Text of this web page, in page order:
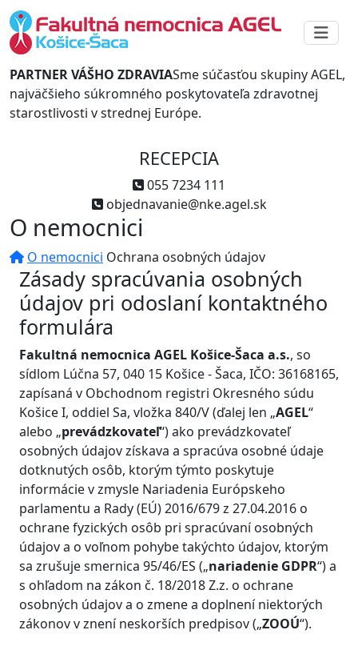
PARTNER VÁŠHO ZDRAVIASme súčasťou skupiny AGEL,
najväčšieho súkromného poskytovateľa zdravotnej
starostlivosti v strednej Európe.
RECEPCIA
055 7234 111
objednavanie@nke.agel.sk
O nemocnici
O nemocnici Ochrana osobných údajov
Zásady spracúvania osobných
údajov pri odoslaní kontaktného
formulára
Fakultná nemocnica AGEL Košice-Šaca a.s., so
sídlom Lúčna 57, 040 15 Košice - Šaca, IČO: 36168165,
zapísaná v Obchodnom registri Okresného súdu
Košice I, oddiel Sa, vložka 840/V (ďalej len „AGEL“
alebo „prevádzkovateľ“) ako prevádzkovateľ
osobných údajov získava a spracúva osobné údaje
dotknutých osôb, ktorým týmto poskytuje
informácie v zmysle Nariadenia Európskeho
parlamentu a Rady (EÚ) 2016/679 z 27.04.2016 o
ochrane fyzických osôb pri spracúvaní osobných
údajov a o voľnom pohybe takýchto údajov, ktorým
sa zrušuje smernica 95/46/ES („nariadenie GDPR“) a
s ohľadom na zákon č. 18/2018 Z.z. o ochrane
osobných údajov a o zmene a doplnení niektorých
zákonov v znení neskorších predpisov („ZOOÚ“).